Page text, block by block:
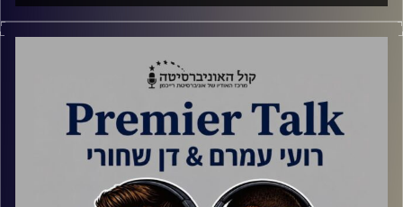
אורח מיוחד בפרק ענק שכולו מונדיאל 2026 וסיקור קצר של
כל אחת מ-8 הנבחרות הגדולות.
Gemini